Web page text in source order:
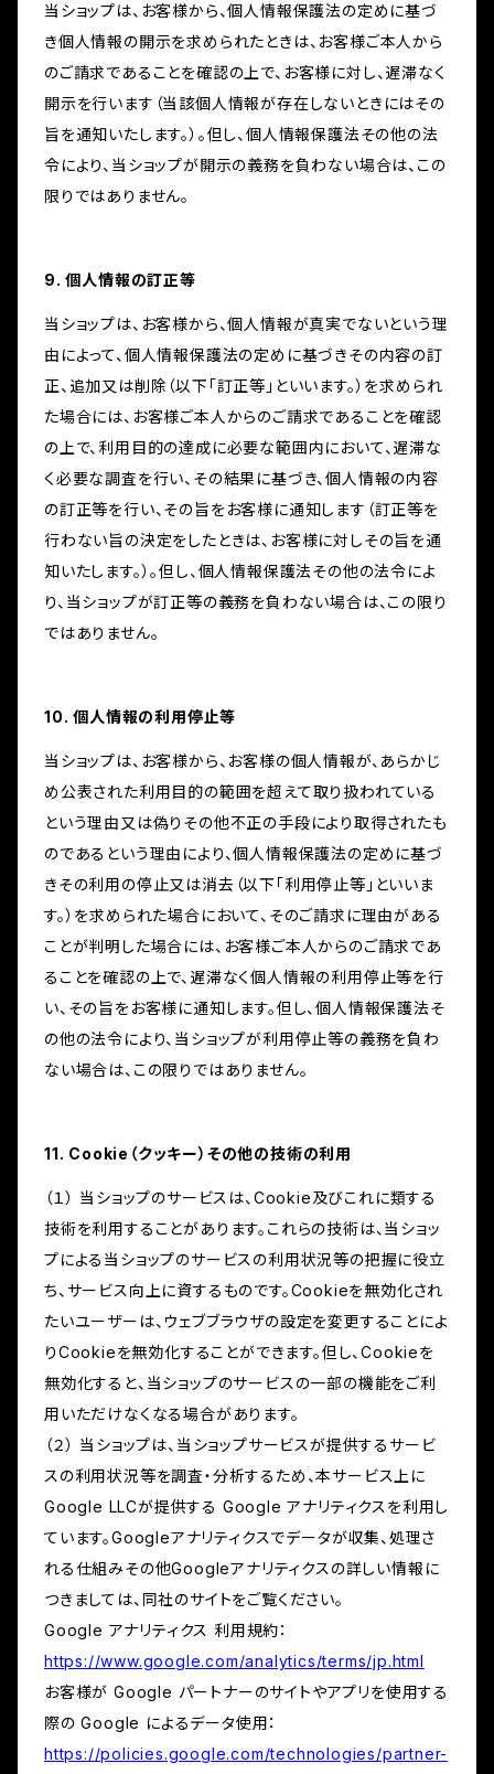
当ショップは、お客様から、個人情報保護法の定めに基づ
き個人情報の開示を求められたときは、お客様ご本人から
のご請求であることを確認の上で、お客様に対し、遅滞なく
開示を行います（当該個人情報が存在しないときにはその
旨を通知いたします。）。但し、個人情報保護法その他の法
令により、当ショップが開示の義務を負わない場合は、この
限りではありません。
9. 個人情報の訂正等
当ショップは、お客様から、個人情報が真実でないという理
由によって、個人情報保護法の定めに基づきその内容の訂
正、追加又は削除（以下「訂正等」といいます。）を求められ
た場合には、お客様ご本人からのご請求であることを確認
の上で、利用目的の達成に必要な範囲内において、遅滞な
く必要な調査を行い、その結果に基づき、個人情報の内容
の訂正等を行い、その旨をお客様に通知します（訂正等を
行わない旨の決定をしたときは、お客様に対しその旨を通
知いたします。）。但し、個人情報保護法その他の法令によ
り、当ショップが訂正等の義務を負わない場合は、この限り
ではありません。
10. 個人情報の利用停止等
当ショップは、お客様から、お客様の個人情報が、あらかじ
め公表された利用目的の範囲を超えて取り扱われている
という理由又は偽りその他不正の手段により取得されたも
のであるという理由により、個人情報保護法の定めに基づ
きその利用の停止又は消去（以下「利用停止等」といいま
す。）を求められた場合において、そのご請求に理由がある
ことが判明した場合には、お客様ご本人からのご請求であ
ることを確認の上で、遅滞なく個人情報の利用停止等を行
い、その旨をお客様に通知します。但し、個人情報保護法そ
の他の法令により、当ショップが利用停止等の義務を負わ
ない場合は、この限りではありません。
11. Cookie（クッキー）その他の技術の利用
（１） 当ショップのサービスは、Cookie及びこれに類する
技術を利用することがあります。これらの技術は、当ショッ
プによる当ショップのサービスの利用状況等の把握に役立
ち、サービス向上に資するものです。Cookieを無効化され
たいユーザーは、ウェブブラウザの設定を変更することによ
りCookieを無効化することができます。但し、Cookieを
無効化すると、当ショップのサービスの一部の機能をご利
用いただけなくなる場合があります。
（２） 当ショップは、当ショップサービスが提供するサービ
スの利用状況等を調査・分析するため、本サービス上に
Google LLCが提供する Google アナリティクスを利用し
ています。Googleアナリティクスでデータが収集、処理さ
れる仕組みその他Googleアナリティクスの詳しい情報に
つきましては、同社のサイトをご覧ください。
Google アナリティクス 利用規約：
https://www.google.com/analytics/terms/jp.html
お客様が Google パートナーのサイトやアプリを使用する
際の Google によるデータ使用：
https://policies.google.com/technologies/partner-